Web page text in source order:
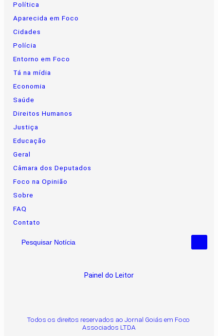
Política
Aparecida em Foco
Cidades
Polícia
Entorno em Foco
Tá na mídia
Economia
Saúde
Direitos Humanos
Justiça
Educação
Geral
Câmara dos Deputados
Foco na Opinião
Sobre
FAQ
Contato
Pesquisar Notícia
Painel do Leitor
Todos os direitos reservados ao Jornal Goiás em Foco
Associados LTDA